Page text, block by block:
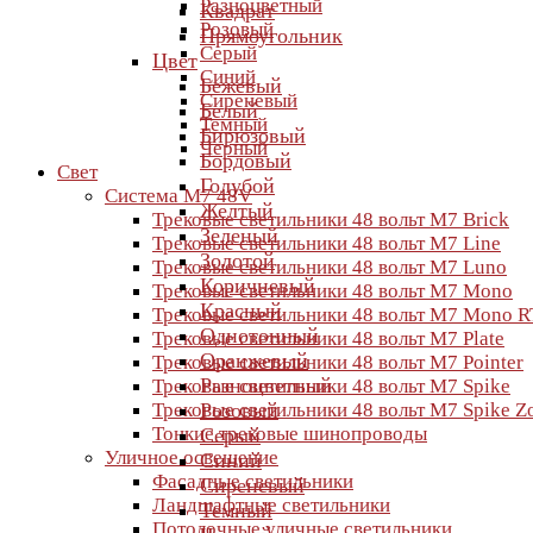
Разноцветный
Розовый
Серый
Синий
Сиреневый
Темный
Черный
Свет
Система M7 48V
Трековые светильники 48 вольт M7 Brick
Трековые светильники 48 вольт M7 Line
Трековые светильники 48 вольт M7 Luno
Трековые светильники 48 вольт M7 Mono
Трековые светильники 48 вольт M7 Mono
Трековые светильники 48 вольт M7 Plate
Трековые светильники 48 вольт M7 Pointer
Трековые светильники 48 вольт M7 Spike
Трековые светильники 48 вольт M7 Spike
Тонкие трековые шинопроводы
Уличное освещение
Фасадные светильники
Ландшафтные светильники
Квадрат
Прямоугольник
Цвет
Бежевый
Белый
Бирюзовый
Бордовый
Голубой
Желтый
Зеленый
Золотой
Коричневый
Красный
Однотонный
Оранжевый
Разноцветный
Розовый
Серый
Синий
Сиреневый
Темный